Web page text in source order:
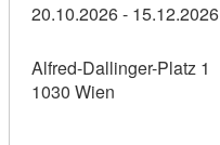
20.10.2026 - 15.12.2026
Alfred-Dallinger-Platz 1
1030 Wien